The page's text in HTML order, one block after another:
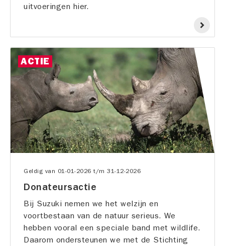
uitvoeringen hier.
ACTIE
Geldig van 01-01-2026 t/m 31-12-2026
Donateursactie
Bij Suzuki nemen we het welzijn en
voortbestaan van de natuur serieus. We
hebben vooral een speciale band met wildlife.
Daarom ondersteunen we met de Stichting